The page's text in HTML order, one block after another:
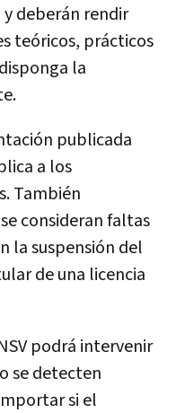
deberán rendir
teóricos, prácticos
la
publicada
a los
También
consideran faltas
la suspensión del
de una licencia
podrá intervenir
se detecten
si el